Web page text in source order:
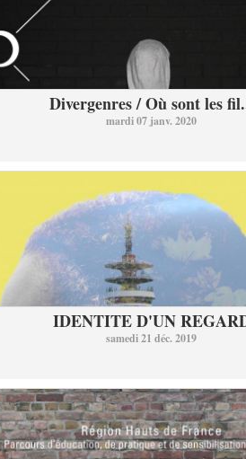
Divergenres / Où sont les
mardi 07 janv. 2020
IDENTITE D'UN
samedi 21 déc. 2019